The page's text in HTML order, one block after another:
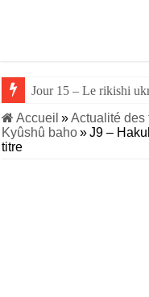
Jour 15 – Le rikishi
Accueil »Actualité des
Kyûshû baho»J9 –
titre